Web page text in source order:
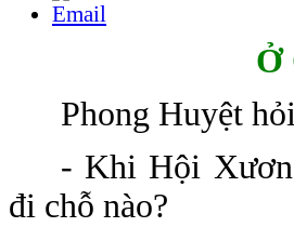
Ở
Phong Huyệt
- Khi Hội
đi chỗ nào?